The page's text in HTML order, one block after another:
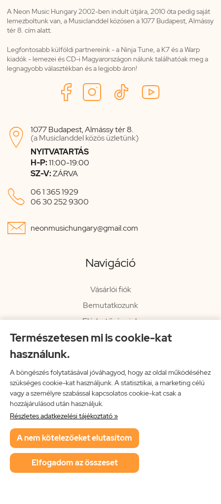
Természetesen mi is cookie-kat
használunk.
A böngészés folytatásával jóváhagyod, hogy az oldal működéséhez
szükséges cookie-kat használjunk. A statisztikai, a marketing célú
vagy a személyre szabással kapcsolatos cookie-kat csak a
hozzájárulásod után használjuk.
Részletes adatkezelési tájékoztató »
A nem kötelezőeket elutasítom
Elfogadom az összeset
A Neon Music Hungary 2002-ben indult útjára, 2010 óta pedig saját
lemezboltunk van, a Musiclanddel közösen a 1077 Budapest, Almássy
tér 8. cím alatt.
Legfontosabb külföldi partnereink - a Ninja Tune, a K7 és a Warp
kiadók - lemezei és CD-i Magyarországon nálunk találhatóak meg a
legnagyobb választékban és a legjobb áron!

1077 Budapest, Almássy tér 8.
(a Musiclanddel közös üzletünk)
NYITVATARTÁS
H-P:11:00-19:00
SZ-V:ZÁRVA
 06 1 365 1929
06 30 252 9300
 neonmusichungary@gmail.com
Navigáció
Vásárlói fiók
Bemutatkozunk
Elérhetőségeink
Hírlevél
Impresszum
Vissza a főoldalra
Neon Music Hungary Bt.
ÁSZF
Adatkezelési tájékoztató